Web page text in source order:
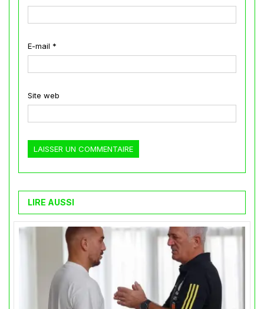
E-mail *
Site web
LIRE AUSSI